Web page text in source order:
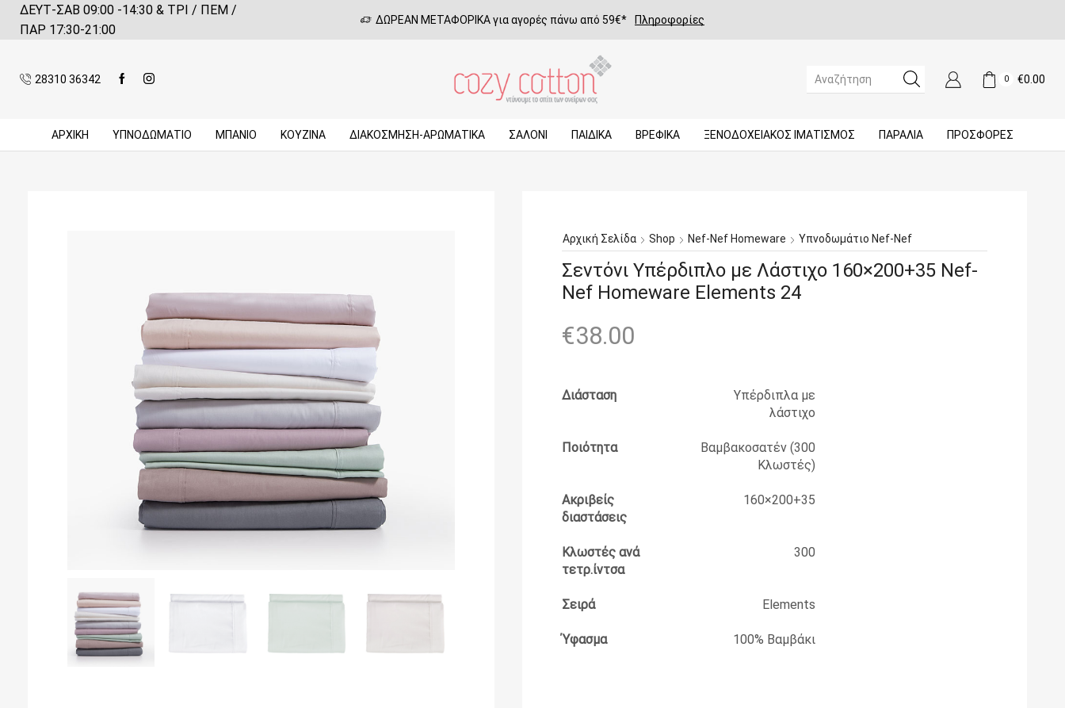
ΔΕΥΤ-ΣΑΒ 09:00 -14:30 & ΤΡΙ / ΠΕΜ /
ΠΑΡ 17:30-21:00
ΔΩΡΕΑΝ ΜΕΤΑΦΟΡΙΚΑ για αγορές πάνω από 59€* Πληροφορίες
28310 36342
SEARCH
0 €0.00
ΑΡΧΙΚΉ ΥΠΝΟΔΩΜΑΤΙΟ ΜΠΆΝΙΟ ΚΟΥΖΊΝΑ ΔΙΑΚΟΣΜΗΣΗ-ΑΡΩΜΑΤΙΚΑ ΣΑΛΌΝΙ ΠΑΙΔΙΚΆ ΒΡΕΦΙΚΆ ΞΕΝΟΔΟΧΕΙΑΚΌΣ ΙΜΑΤΙΣΜΌΣ ΠΑΡΑΛΙΑ ΠΡΟΣΦΟΡΈΣ
Αρχική Σελίδα Shop Nef-Nef Homeware Υπνοδωμάτιο Nef-Nef
Σεντόνι Υπέρδιπλο με Λάστιχο 160×200+35 Nef-
Nef Homeware Elements 24
€38.00
Διάσταση
Υπέρδιπλα με
λάστιχο
Ποιότητα
Βαμβακοσατέν (300
Κλωστές)
Ακριβείς
διαστάσεις
160×200+35
Κλωστές ανά
τετρ.ίντσα
300
Σειρά Elements
Ύφασμα 100% Bαμβάκι